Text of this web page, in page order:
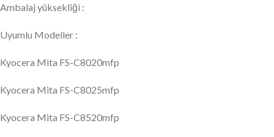
Ambalaj yüksekliği :
Uyumlu Modeller :
Kyocera Mita FS-C8020mfp
Kyocera Mita FS-C8025mfp
Kyocera Mita FS-C8520mfp